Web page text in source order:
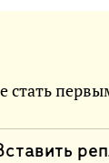
стать